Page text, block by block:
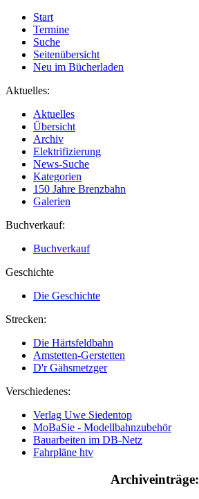
Start
Termine
Suche
Seitenübersicht
Neu im Bücherladen
Aktuelles:
Aktuelles
Übersicht
Archiv
Elektrifizierung
News-Suche
Kategorien
150 Jahre Brenzbahn
Galerien
Buchverkauf:
Buchverkauf
Geschichte
Die Geschichte
Strecken:
Die Härtsfeldbahn
Amstetten-Gerstetten
D'r Gähsmetzger
Verschiedenes:
Verlag Uwe Siedentop
MoBaSie - Modellbahnzubehör
Bauarbeiten im DB-Netz
Fahrpläne htv
Archiveinträge: